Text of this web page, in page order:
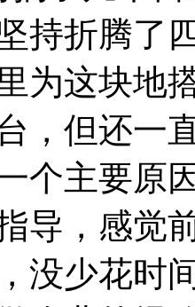
持折腾了
为这块地
，但还一
个主要原
导，感觉
没少花时